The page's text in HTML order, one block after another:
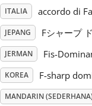
Tiếng Việt
ITALIA accordo di
JEPANG Fシャープ
JERMAN Fis-
KOREA F-sharp
MANDARIN